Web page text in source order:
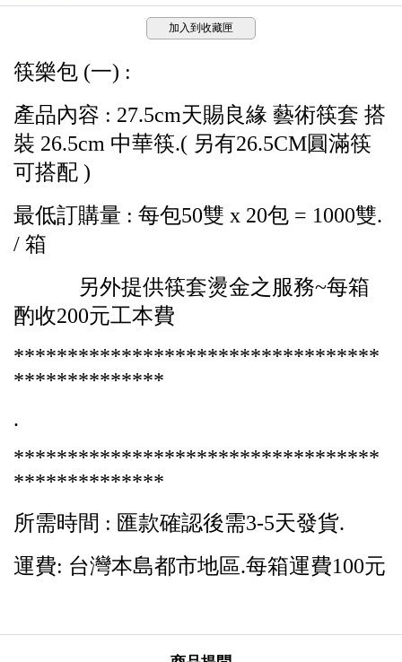
加入到收藏匣
筷樂包 (一) :
產品內容 : 27.5cm天賜良緣 藝術筷套 搭
裝 26.5cm 中華筷.( 另有26.5CM圓滿筷
可搭配 )
最低訂購量 : 每包50雙 x 20包 = 1000雙.
/ 箱
另外提供筷套燙金之服務~每箱
酌收200元工本費
**********************************
**************
.
**********************************
**************
所需時間 : 匯款確認後需3-5天發貨.
運費: 台灣本島都市地區.每箱運費100元